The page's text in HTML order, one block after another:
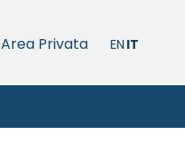
EN IT
Area Privata